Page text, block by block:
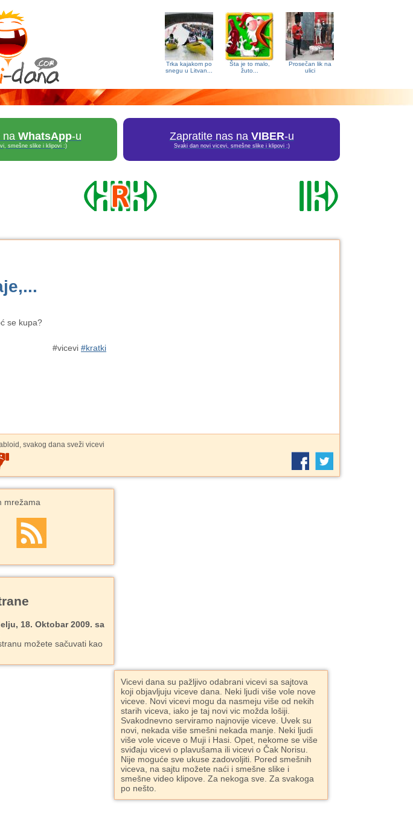
Prosečan lik na
ulici
Šta je to malo,
žuto...
Trka kajakom po
snegu u Litvan...
na WhatsApp-u
smešne slike i klipovi :)
Zapratite nas na VIBER-u
Svaki dan novi vicevi, smešne slike i klipovi :)
se kupa?
#vicevi #kratki
svakog dana sveži vicevi
mrežama
18. Oktobar 2009. sa
možete sačuvati kao
Vicevi dana su pažljivo odabrani vicevi sa sajtova
koji objavljuju viceve dana. Neki ljudi više vole nove
viceve. Novi vicevi mogu da nasmeju više od nekih
starih viceva, iako je taj novi vic možda lošiji.
Svakodnevno serviramo najnovije viceve. Uvek su
novi, nekada više smešni nekada manje. Neki ljudi
više vole viceve o Muji i Hasi. Opet, nekome se više
sviđaju vicevi o plavušama ili vicevi o Čak Norisu.
Nije moguće sve ukuse zadovoljiti. Pored smešnih
viceva, na sajtu možete naći i smešne slike i
smešne video klipove. Za nekoga sve. Za svakoga
po nešto.